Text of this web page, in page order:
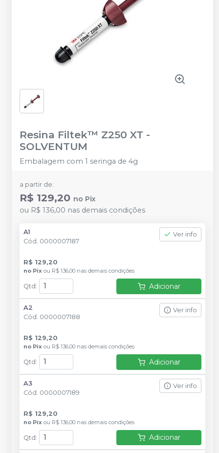
Resina Filtek™ Z250 XT -
SOLVENTUM
Embalagem com 1 seringa de 4g
a partir de:
R$ 129,20 no Pix
ou R$ 136,00 nas demais condições
A1
Cód. 0000007187
Ver info
R$ 129,20
no Pix ou R$ 136,00 nas demais condições
Qtd : Adicionar
A2
Cód. 0000007188
Ver info
R$ 129,20
no Pix ou R$ 136,00 nas demais condições
Qtd : Adicionar
A3
Cód. 0000007189
Ver info
R$ 129,20
no Pix ou R$ 136,00 nas demais condições
Qtd: Adicionar